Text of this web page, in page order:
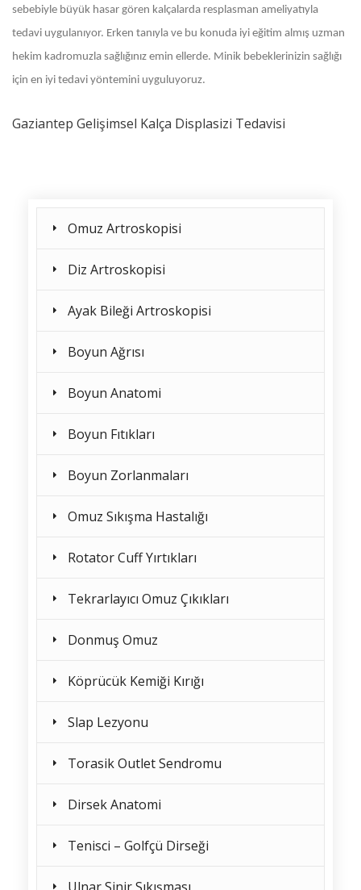
sebebiyle büyük hasar gören kalçalarda resplasman ameliyatıyla
tedavi uygulanıyor. Erken tanıyla ve bu konuda iyi eğitim almış uzman
hekim kadromuzla sağlığınız emin ellerde. Minik bebeklerinizin sağlığı
için en iyi tedavi yöntemini uyguluyoruz.
Gaziantep Gelişimsel Kalça Displasizi Tedavisi
Omuz Artroskopisi
Diz Artroskopisi
Ayak Bileği Artroskopisi
Boyun Ağrısı
Boyun Anatomi
Boyun Fıtıkları
Boyun Zorlanmaları
Omuz Sıkışma Hastalığı
Rotator Cuff Yırtıkları
Tekrarlayıcı Omuz Çıkıkları
Donmuş Omuz
Köprücük Kemiği Kırığı
Slap Lezyonu
Torasik Outlet Sendromu
Dirsek Anatomi
Tenisci – Golfçü Dirseği